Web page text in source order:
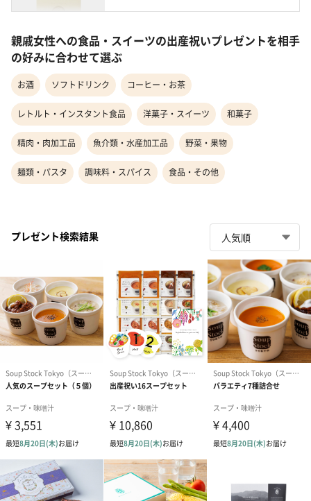
親戚女性への食品・スイーツの出産祝いプレゼントを相手
の好みに合わせて選ぶ
お酒 ソフトドリンク コーヒー・お茶
レトルト・インスタント食品 洋菓子・スイーツ 和菓子
精肉・肉加工品 魚介類・水産加工品 野菜・果物
麺類・パスタ 調味料・スパイス 食品・その他
プレゼント検索結果